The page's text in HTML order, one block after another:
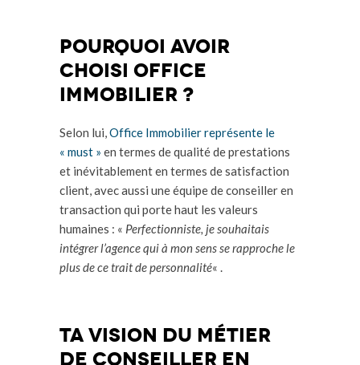
Pourquoi avoir
choisi Office
Immobilier ?
Selon lui,Office Immobilier représente le
« must » en termes de qualité de prestations
et inévitablement en termes de satisfaction
client, avec aussi une équipe de conseiller en
transaction qui porte haut les valeurs
humaines : « Perfectionniste, je souhaitais
intégrer l’agence qui à mon sens se rapproche le
plus de ce trait de personnalité« .
ta vision du métier
de conseiller en